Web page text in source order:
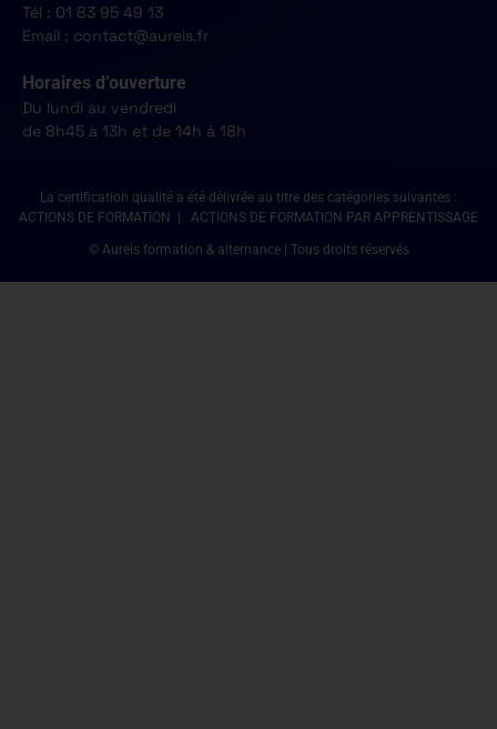
Tél : 01 83 95 49 13
Email : contact@aureis.fr
Horaires d’ouverture
Du lundi au vendredi
de 8h45 à 13h et de 14h à 18h
La certification qualité a été délivrée au titre des catégories suivantes :
ACTIONS DE FORMATION | ACTIONS DE FORMATION PAR APPRENTISSAGE
© Aureis formation & alternance | Tous droits réservés